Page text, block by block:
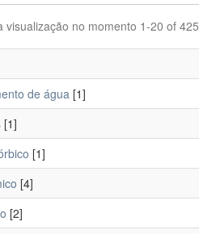
visualização no momento 1-20 of 425
de água [1]
[1]
[1]
[4]
[2]